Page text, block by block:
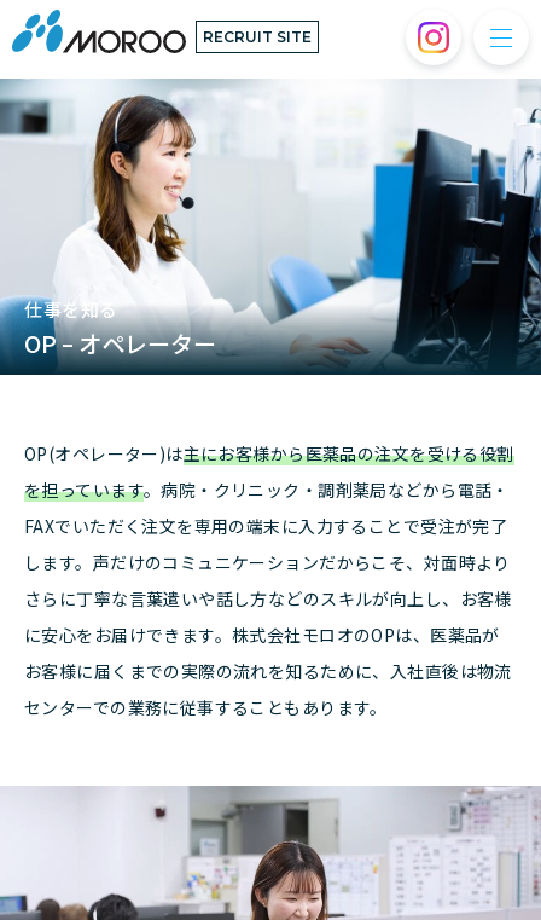
RECRUIT SITE
仕事を知る
OP – オペレーター
OP(オペレーター)は主にお客様から医薬品の注文を受ける役割
を担っています。病院・クリニック・調剤薬局などから電話・
FAXでいただく注文を専用の端末に入力することで受注が完了
します。声だけのコミュニケーションだからこそ、対面時より
さらに丁寧な言葉遣いや話し方などのスキルが向上し、お客様
に安心をお届けできます。株式会社モロオのOPは、医薬品が
お客様に届くまでの実際の流れを知るために、入社直後は物流
センターでの業務に従事することもあります。